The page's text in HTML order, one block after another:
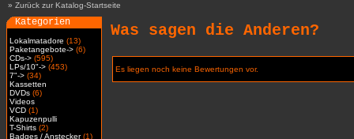
» Zurück zur Katalog-Startseite
Kategorien
Lokalmatadore (13)
Paketangebote-> (6)
CDs-> (595)
LPs/10"-> (453)
7"-> (34)
Kassetten
DVDs (6)
Videos
VCD (1)
Kapuzenpulli
T-Shirts (2)
Badges / Anstecker(1)
Was sagen die Anderen?
Es liegen noch keine Bewertungen vor.